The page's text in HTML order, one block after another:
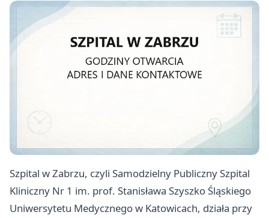
Szpital w Zabrzu, czyli Samodzielny Publiczny Szpital
Kliniczny Nr 1 im. prof. Stanisława Szyszko Śląskiego
Uniwersytetu Medycznego w Katowicach, działa przy